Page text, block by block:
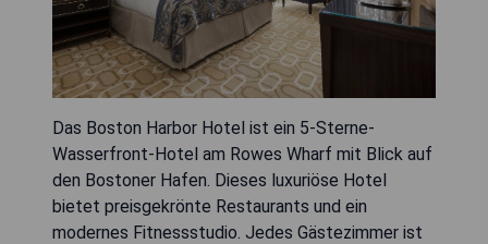
Das Boston Harbor Hotel ist ein 5-Sterne-
Wasserfront-Hotel am Rowes Wharf mit Blick auf
den Bostoner Hafen. Dieses luxuriöse Hotel
bietet preisgekrönte Restaurants und ein
modernes Fitnessstudio. Jedes Gästezimmer ist